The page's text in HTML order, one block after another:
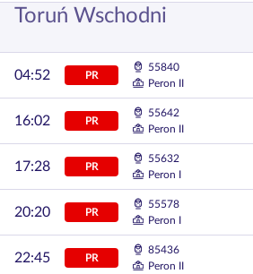
Toruń Wschodni
04:52 PR
55840
Peron II
16:02 PR
55642
Peron II
17:28 PR
55632
Peron I
20:20 PR
55578
Peron I
22:45 PR
85436
Peron II